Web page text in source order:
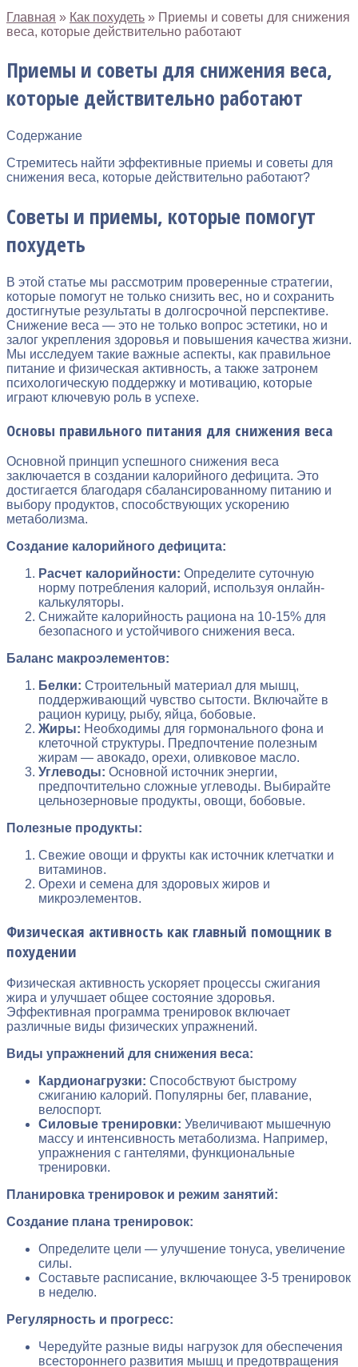
Главная » Как похудеть » Приемы и советы для снижения
веса, которые действительно работают
Приемы и советы для снижения веса,
которые действительно работают
Содержание
Стремитесь найти эффективные приемы и советы для
снижения веса, которые действительно работают?
Советы и приемы, которые помогут
похудеть
В этой статье мы рассмотрим проверенные стратегии,
которые помогут не только снизить вес, но и сохранить
достигнутые результаты в долгосрочной перспективе.
Снижение веса — это не только вопрос эстетики, но и
залог укрепления здоровья и повышения качества жизни.
Мы исследуем такие важные аспекты, как правильное
питание и физическая активность, а также затронем
психологическую поддержку и мотивацию, которые
играют ключевую роль в успехе.
Основы правильного питания для снижения веса
Основной принцип успешного снижения веса
заключается в создании калорийного дефицита. Это
достигается благодаря сбалансированному питанию и
выбору продуктов, способствующих ускорению
метаболизма.
Создание калорийного дефицита:
Расчет калорийности: Определите суточную
норму потребления калорий, используя онлайн-
калькуляторы.
Снижайте калорийность рациона на 10-15% для
безопасного и устойчивого снижения веса.
Баланс макроэлементов:
Белки: Строительный материал для мышц,
поддерживающий чувство сытости. Включайте в
рацион курицу, рыбу, яйца, бобовые.
Жиры: Необходимы для гормонального фона и
клеточной структуры. Предпочтение полезным
жирам — авокадо, орехи, оливковое масло.
Углеводы: Основной источник энергии,
предпочтительно сложные углеводы. Выбирайте
цельнозерновые продукты, овощи, бобовые.
Полезные продукты:
Свежие овощи и фрукты как источник клетчатки и
витаминов.
Орехи и семена для здоровых жиров и
микроэлементов.
Физическая активность как главный помощник в
похудении
Физическая активность ускоряет процессы сжигания
жира и улучшает общее состояние здоровья.
Эффективная программа тренировок включает
различные виды физических упражнений.
Виды упражнений для снижения веса:
Кардионагрузки: Способствуют быстрому
сжиганию калорий. Популярны бег, плавание,
велоспорт.
Силовые тренировки: Увеличивают мышечную
массу и интенсивность метаболизма. Например,
упражнения с гантелями, функциональные
тренировки.
Планировка тренировок и режим занятий:
Создание плана тренировок:
Определите цели — улучшение тонуса, увеличение
силы.
Составьте расписание, включающее 3-5 тренировок
в неделю.
Регулярность и прогресс:
Чередуйте разные виды нагрузок для обеспечения
всестороннего развития мышц и предотвращения